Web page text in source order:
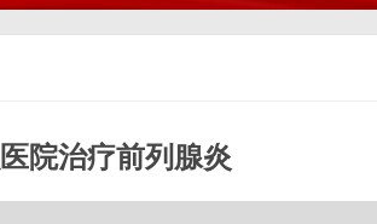
院治疗前列腺炎